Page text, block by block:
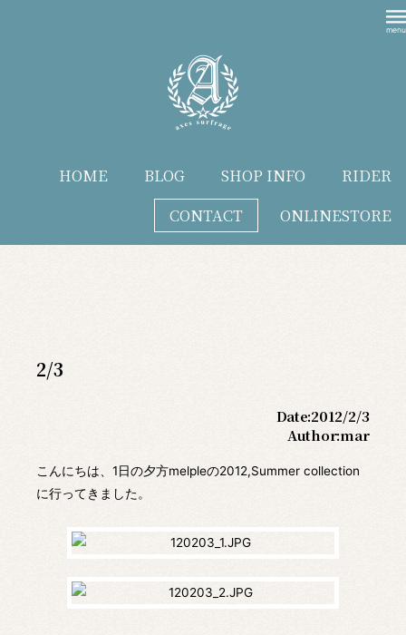
HOME BLOG SHOP INFO
RIDER
CONTACT
ONLINESTORE
2/3
Date:2012/2/3
Author:mar
こんにちは、1日の夕方melpleの2012,Summer collection
に行ってきました。